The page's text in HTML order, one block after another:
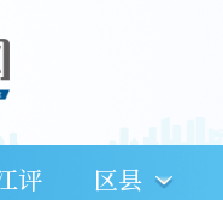
评 区县